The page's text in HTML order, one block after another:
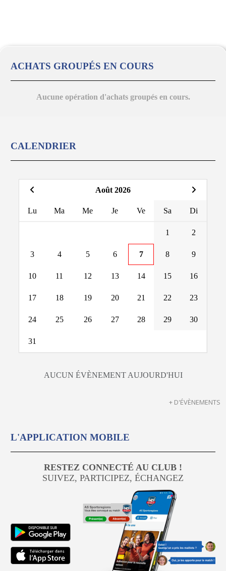
ACHATS GROUPÉS EN COURS
Aucune opération d'achats groupés en cours.
CALENDRIER
Août 2026
Lu Ma Me Je Ve Sa Di
1 2
3 4 5 6 7 8 9
10 11 12 13 14 15 16
17 18 19 20 21 22 23
24 25 26 27 28 29 30
31
AUCUN ÉVÈNEMENT AUJOURD'HUI
+ D'ÉVÈNEMENTS
L'APPLICATION MOBILE
RESTEZ CONNECTÉ AU CLUB !
SUIVEZ, PARTICIPEZ, ÉCHANGEZ